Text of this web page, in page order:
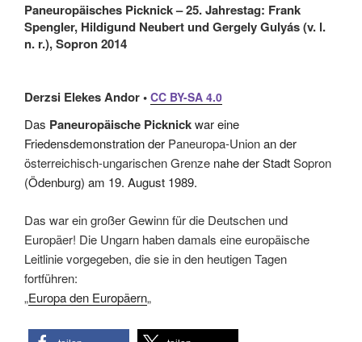
Paneuropäisches Picknick – 25. Jahrestag: Frank
Spengler, Hildigund Neubert und Gergely Gulyás (v. l.
n. r.), Sopron 2014
Derzsi Elekes Andor • CC BY-SA 4.0
Das Paneuropäische Picknickwar eine
Friedensdemonstration der Paneuropa-Unionan der
österreichisch-ungarischen Grenze nahe der StadtSopron
(Ödenburg) am 19. August 1989.
Das war ein großer Gewinn für die Deutschen und
Europäer! Die Ungarn haben damals eine europäische
Leitlinie vorgegeben, die sie in den heutigen Tagen
fortführen:
„Europa den Europäern„